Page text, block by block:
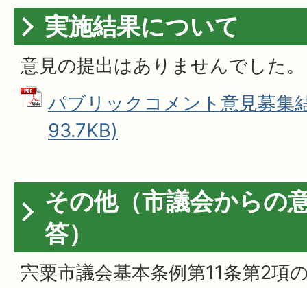
実施結果について
意見の提出はありませんでした。
パブリックコメント意見募集
93.7KB)
その他（市議会からの
答）
宍粟市議会基本条例第11条第2項